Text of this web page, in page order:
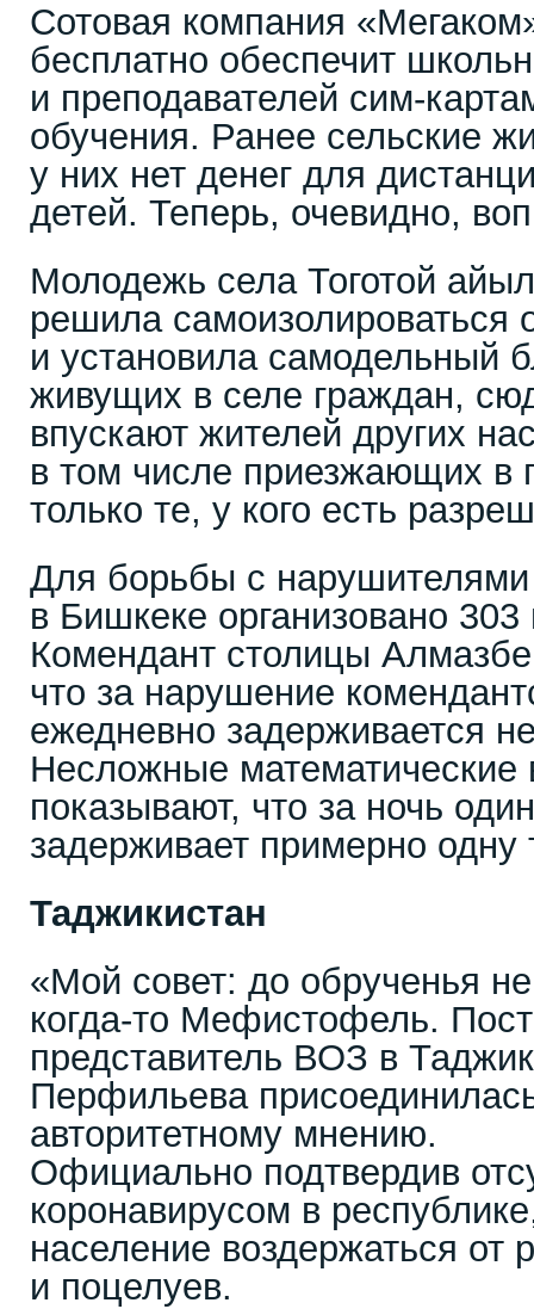
Сотовая компания
бесплатно обеспечит
и преподавателей сим-
обучения. Ранее сельские
у них нет денег для
детей. Теперь, очевидно,
Молодежь села Тоготой
решила самоизолироваться
и установила самодельный
живущих в селе граждан,
впускают жителей других
в том числе приезжающих в
только те, у кого есть
Для борьбы с нарушителями
в Бишкеке организовано
Комендант столицы
что за нарушение
ежедневно задерживается
Несложные математические
показывают, что за ночь
задерживает примерно одну
Таджикистан
«Мой совет: до обрученья
когда-то Мефистофель.
представитель ВОЗ в
Перфильева
авторитетному мнению.
Официально подтвердив
коронавирусом в
население воздержаться от
и поцелуев.